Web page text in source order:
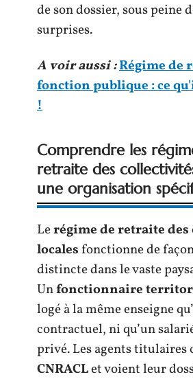
de son dossier, sous peine
surprises.
A voir aussi :Régime de
fonction publique : ce
!
Comprendre les
retraite des
une organisation
Lerégime de retraite
localesfonctionne de
distincte dans le vaste
Unfonctionnaire
logé à la même enseigne
contractuel, ni qu’un
privé. Les agents titulaires
CNRACLet voient leur